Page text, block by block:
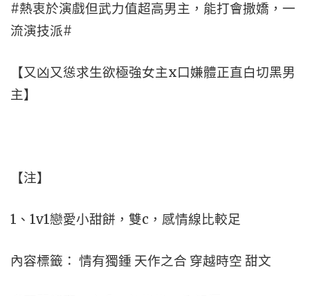
#熱衷於演戲但武力值超高男主，能打會撒嬌，一
流演技派#
【又凶又慫求生欲極強女主x口嫌體正直白切黑男
主】
【注】
1、1v1戀愛小甜餅，雙c，感情線比較足
內容標籤： 情有獨鍾 天作之合 穿越時空 甜文